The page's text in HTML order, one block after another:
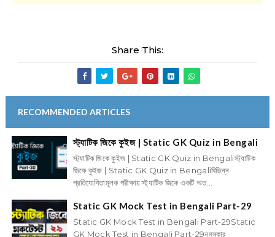
Share This:
RECOMMENDED ARTICLES
স্ট্যাটিক জিকে কুইজ | Static GK Quiz in Bengali
স্ট্যাটিক জিকে কুইজ | Static GK Quiz in Bengaliস্ট্যাটিক
জিকে কুইজ | Static GK Quiz in Bengaliবিভিন্ন
প্রতিযোগিতামূলক পরীক্ষায় স্ট্যাটিক জিকে একটি অত...
Static GK Mock Test in Bengali Part-29
Static GK Mock Test in Bengali Part-29Static
GK Mock Test in Bengali Part-29নমস্কার